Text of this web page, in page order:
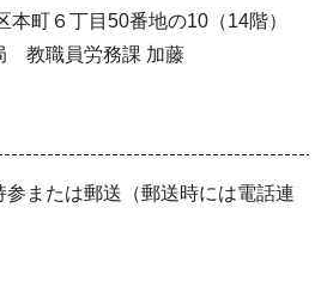
町６丁目50番地の10（14階）
教職員労務課 加藤
参または郵送（郵送時には電話連